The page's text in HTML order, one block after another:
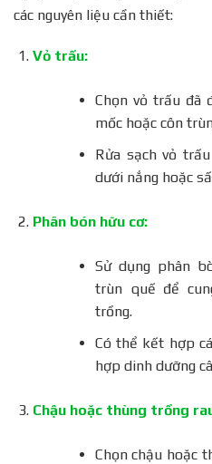
các nguyên liệu cần thiết:
Vỏ trấu:
Chọn vỏ trấu đã
mốc hoặc côn
Rửa sạch vỏ
dưới nắng hoặc
Phân bón hữu cơ:
Sử dụng phân
trùn quế để
trồng.
Có thể kết hợp
hợp dinh dưỡng
Chậu hoặc thùng trồng
Chọn chậu hoặc